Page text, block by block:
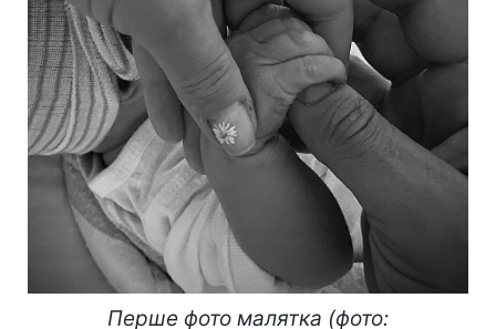
Перше фото малятка (фото: